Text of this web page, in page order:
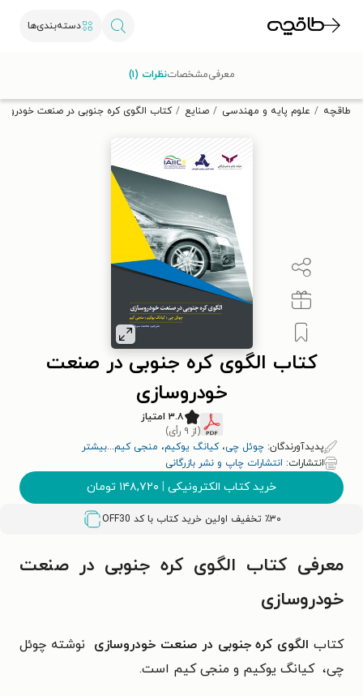
دسته‌بندی‌ها
تخفیف از طاقچه دریافت کن.
طاقچه علوم پایه و مهندسی صنایع کتاب الگوی کره جنوبی در صنعت
کتاب الگوی کره جنوبی در صنعت
خودروسازی
۳.۸ امتیاز
(از ۹ رأی)
پدیدآورندگان: چوئل چی،کیانگ یوکیم، منجی کیم...بیشتر
انتشارات: انتشارات چاپ و نشر بازرگانی
خرید کتاب الکترونیکی | ۱۴۸,۷۲۰ تومان
٪۳۰ تخفیف اولین خرید کتاب با کد OFF30
معرفیمشخصاتنظرات (۱)
معرفی کتاب الگوی کره جنوبی در صنعت
خودروسازی
کتابالگوی کره جنوبی در صنعت خودروسازی نوشته چوئل
چی، کیانگ یوکیم و منجی کیم است.